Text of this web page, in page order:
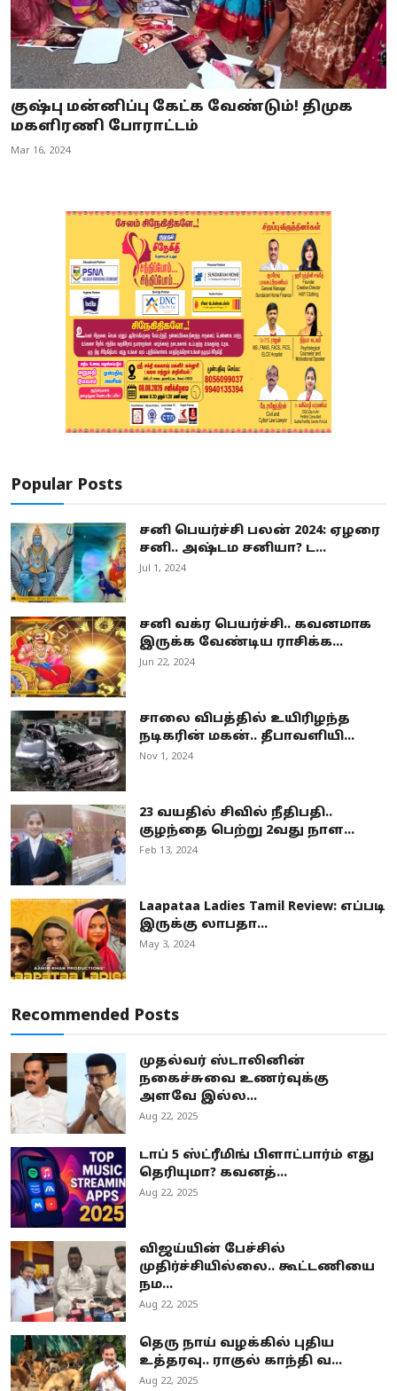
குஷ்பு மன்னிப்பு கேட்க வேண்டும்! திமுக
மகளிரணி போராட்டம்
Mar 16, 2024
Popular Posts
சனி பெயர்ச்சி பலன் 2024: ஏழரை
சனி.. அஷ்டம சனியா? ட...
Jul 1, 2024
சனி வக்ர பெயர்ச்சி.. கவனமாக
இருக்க வேண்டிய ராசிக்க...
Jun 22, 2024
சாலை விபத்தில் உயிரிழந்த
நடிகரின் மகன்.. தீபாவளியி...
Nov 1, 2024
23 வயதில் சிவில் நீதிபதி..
குழந்தை பெற்று 2வது நாள...
Feb 13, 2024
Laapataa Ladies Tamil Review: எப்படி
இருக்கு லாபதா...
May 3, 2024
Recommended Posts
முதல்வர் ஸ்டாலினின்
நகைச்சுவை உணர்வுக்கு
அளவே இல்ல...
Aug 22, 2025
டாப் 5 ஸ்ட்ரீமிங் பிளாட்பார்ம் எது
தெரியுமா? கவனத்...
Aug 22, 2025
விஜய்யின் பேச்சில்
முதிர்ச்சியில்லை.. கூட்டணியை
நம...
Aug 22, 2025
தெரு நாய் வழக்கில் புதிய
உத்தரவு.. ராகுல் காந்தி வ...
Aug 22, 2025